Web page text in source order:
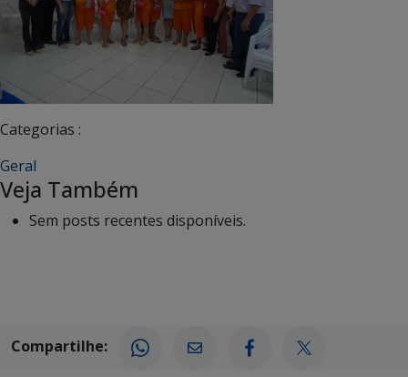
Categorias :
Geral
Veja Também
Sem posts recentes disponíveis.
Compartilhe: